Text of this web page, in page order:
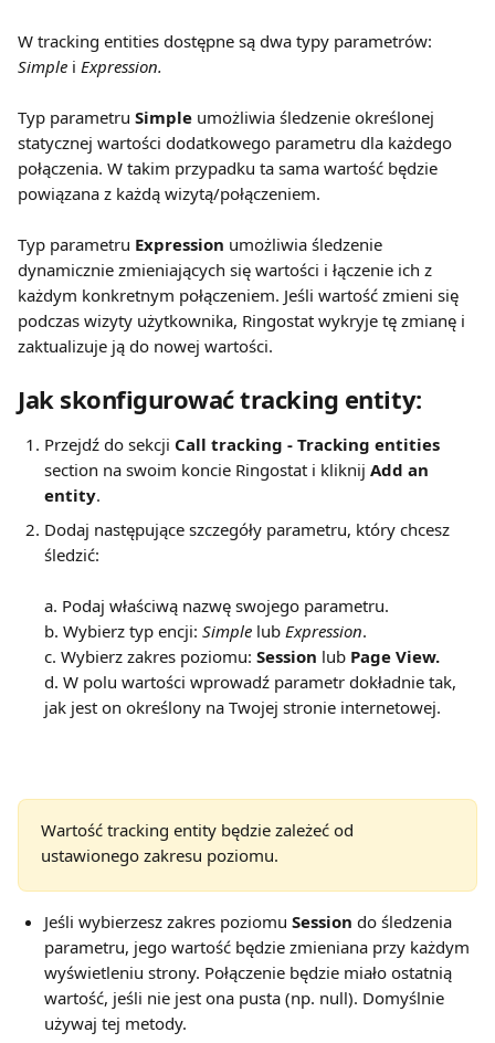
W tracking entities dostępne są dwa typy parametrów:
Simple i Expression.
Typ parametru Simple umożliwia śledzenie określonej
statycznej wartości dodatkowego parametru dla każdego
połączenia. W takim przypadku ta sama wartość będzie
powiązana z każdą wizytą/połączeniem.
Typ parametru Expression umożliwia śledzenie
dynamicznie zmieniających się wartości i łączenie ich z
każdym konkretnym połączeniem. Jeśli wartość zmieni się
podczas wizyty użytkownika, Ringostat wykryje tę zmianę i
zaktualizuje ją do nowej wartości.
Jak skonfigurować tracking entity:
Przejdź do sekcji Call tracking - Tracking entities
section na swoim koncie Ringostat i kliknij Add an
entity.
Dodaj następujące szczegóły parametru, który chcesz
śledzić:
a. Podaj właściwą nazwę swojego parametru.
b. Wybierz typ encji: Simple lub Expression.
c. Wybierz zakres poziomu: Session lub Page View.
d. W polu wartości wprowadź parametr dokładnie tak,
jak jest on określony na Twojej stronie internetowej.
Wartość tracking entity będzie zależeć od
ustawionego zakresu poziomu.
Jeśli wybierzesz zakres poziomu Session do śledzenia
parametru, jego wartość będzie zmieniana przy każdym
wyświetleniu strony. Połączenie będzie miało ostatnią
wartość, jeśli nie jest ona pusta (np. null). Domyślnie
używaj tej metody.